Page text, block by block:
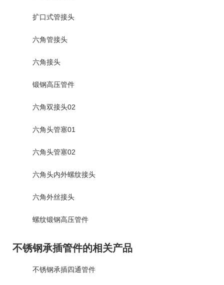
扩口式管接头
六角管接头
六角接头
锻钢高压管件
六角双接头02
六角头管塞01
六角头管塞02
六角头内外螺纹接头
六角外丝接头
螺纹锻钢高压管件
不锈钢承插管件的相关产品
不锈钢承插四通管件